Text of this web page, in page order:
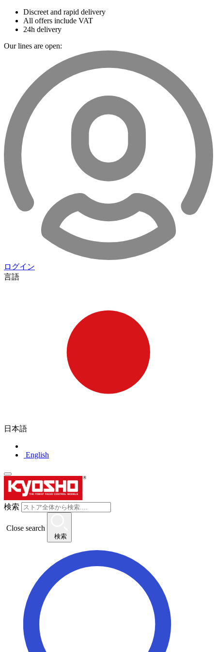
Discreet and rapid delivery
All offers include VAT
24h delivery
Our lines are open:
ログイン
言語
日本語
English
検索
Close search
検索